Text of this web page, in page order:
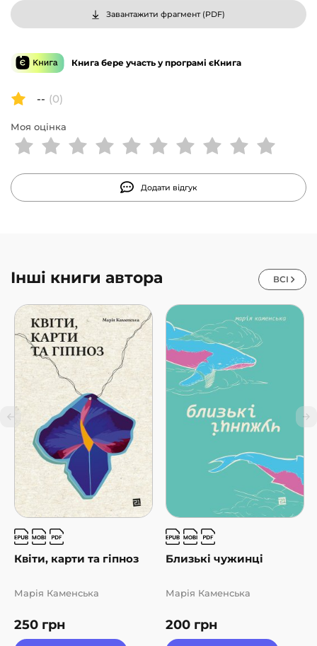
Завантажити фрагмент (PDF)
Книга бере участь у програмі єКнига
-- (0)
Моя оцінка
Додати відгук
Інші книги автора ВСІ
Квіти, карти та гіпноз
250 грн
Марія Каменська
Близькі чужинці
200 грн
Марія Каменська